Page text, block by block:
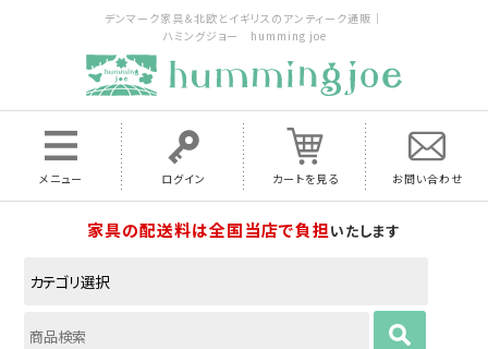
デンマーク家具＆北欧とイギリスのアンティーク通販｜
ハミングジョー humming joe
メニュー ログイン カートを見る お問い合わせ
家具の配送料は全国当店で負担いたします